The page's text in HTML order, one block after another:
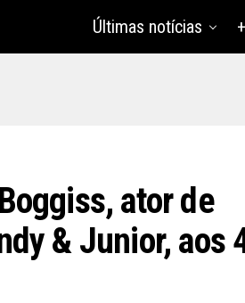
Últimas notícias
ator de
& Junior, aos